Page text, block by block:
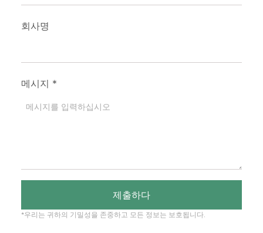
회사명
메시지 *
제출하다
*우리는 귀하의 기밀성을 존중하고 모든 정보는 보호됩니다.